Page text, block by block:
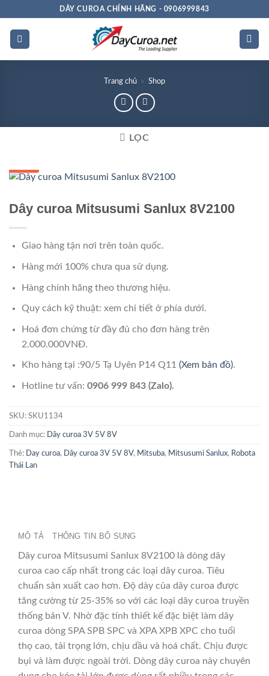
dung
DÂY CUROA CHÍNH HÃNG - 0906999843
Trang chủ » Shop
LỌC
Dây curoa Mitsusumi Sanlux 8V2100
Giao hàng tận nơi trên toàn quốc.
Hàng mới 100% chưa qua sử dụng.
Hàng chính hãng theo thương hiệu.
Quy cách kỹ thuật: xem chi tiết ở phía dưới.
Hoá đơn chứng từ đầy đủ cho đơn hàng trên
2.000.000VNĐ.
Kho hàng tại :90/5 Tạ Uyên P14 Q11 (Xem bản đồ).
Hotline tư vấn: 0906 999 843 (Zalo).
SKU: SKU1134
Danh mục: Dây curoa 3V 5V 8V
Thẻ: Day curoa, Dây curoa 3V 5V 8V, Mitsuba, Mitsusumi Sanlux, Robota
Thái Lan
MÔ TẢ THÔNG TIN BỔ SUNG
Dây curoa Mitsusumi Sanlux 8V2100 là dòng dây
curoa cao cấp nhất trong các loại dây curoa. Tiêu
chuẩn sản xuất cao hơn. Độ dày của dây curoa được
tăng cường từ 25-35% so với các loại dây curoa truyền
thống bản V. Nhờ đặc tính thiết kế đặc biệt làm dây
curoa dòng SPA SPB SPC và XPA XPB XPC cho tuổi
thọ cao, tải trọng lớn, chịu dầu và hoá chất. Chịu được
bụi và làm được ngoài trời. Dòng dây curoa này chuyên